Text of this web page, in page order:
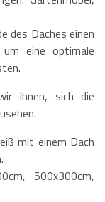
des Daches einen
eine optimale
Ihnen, sich die
mit einem Dach
500x300cm,